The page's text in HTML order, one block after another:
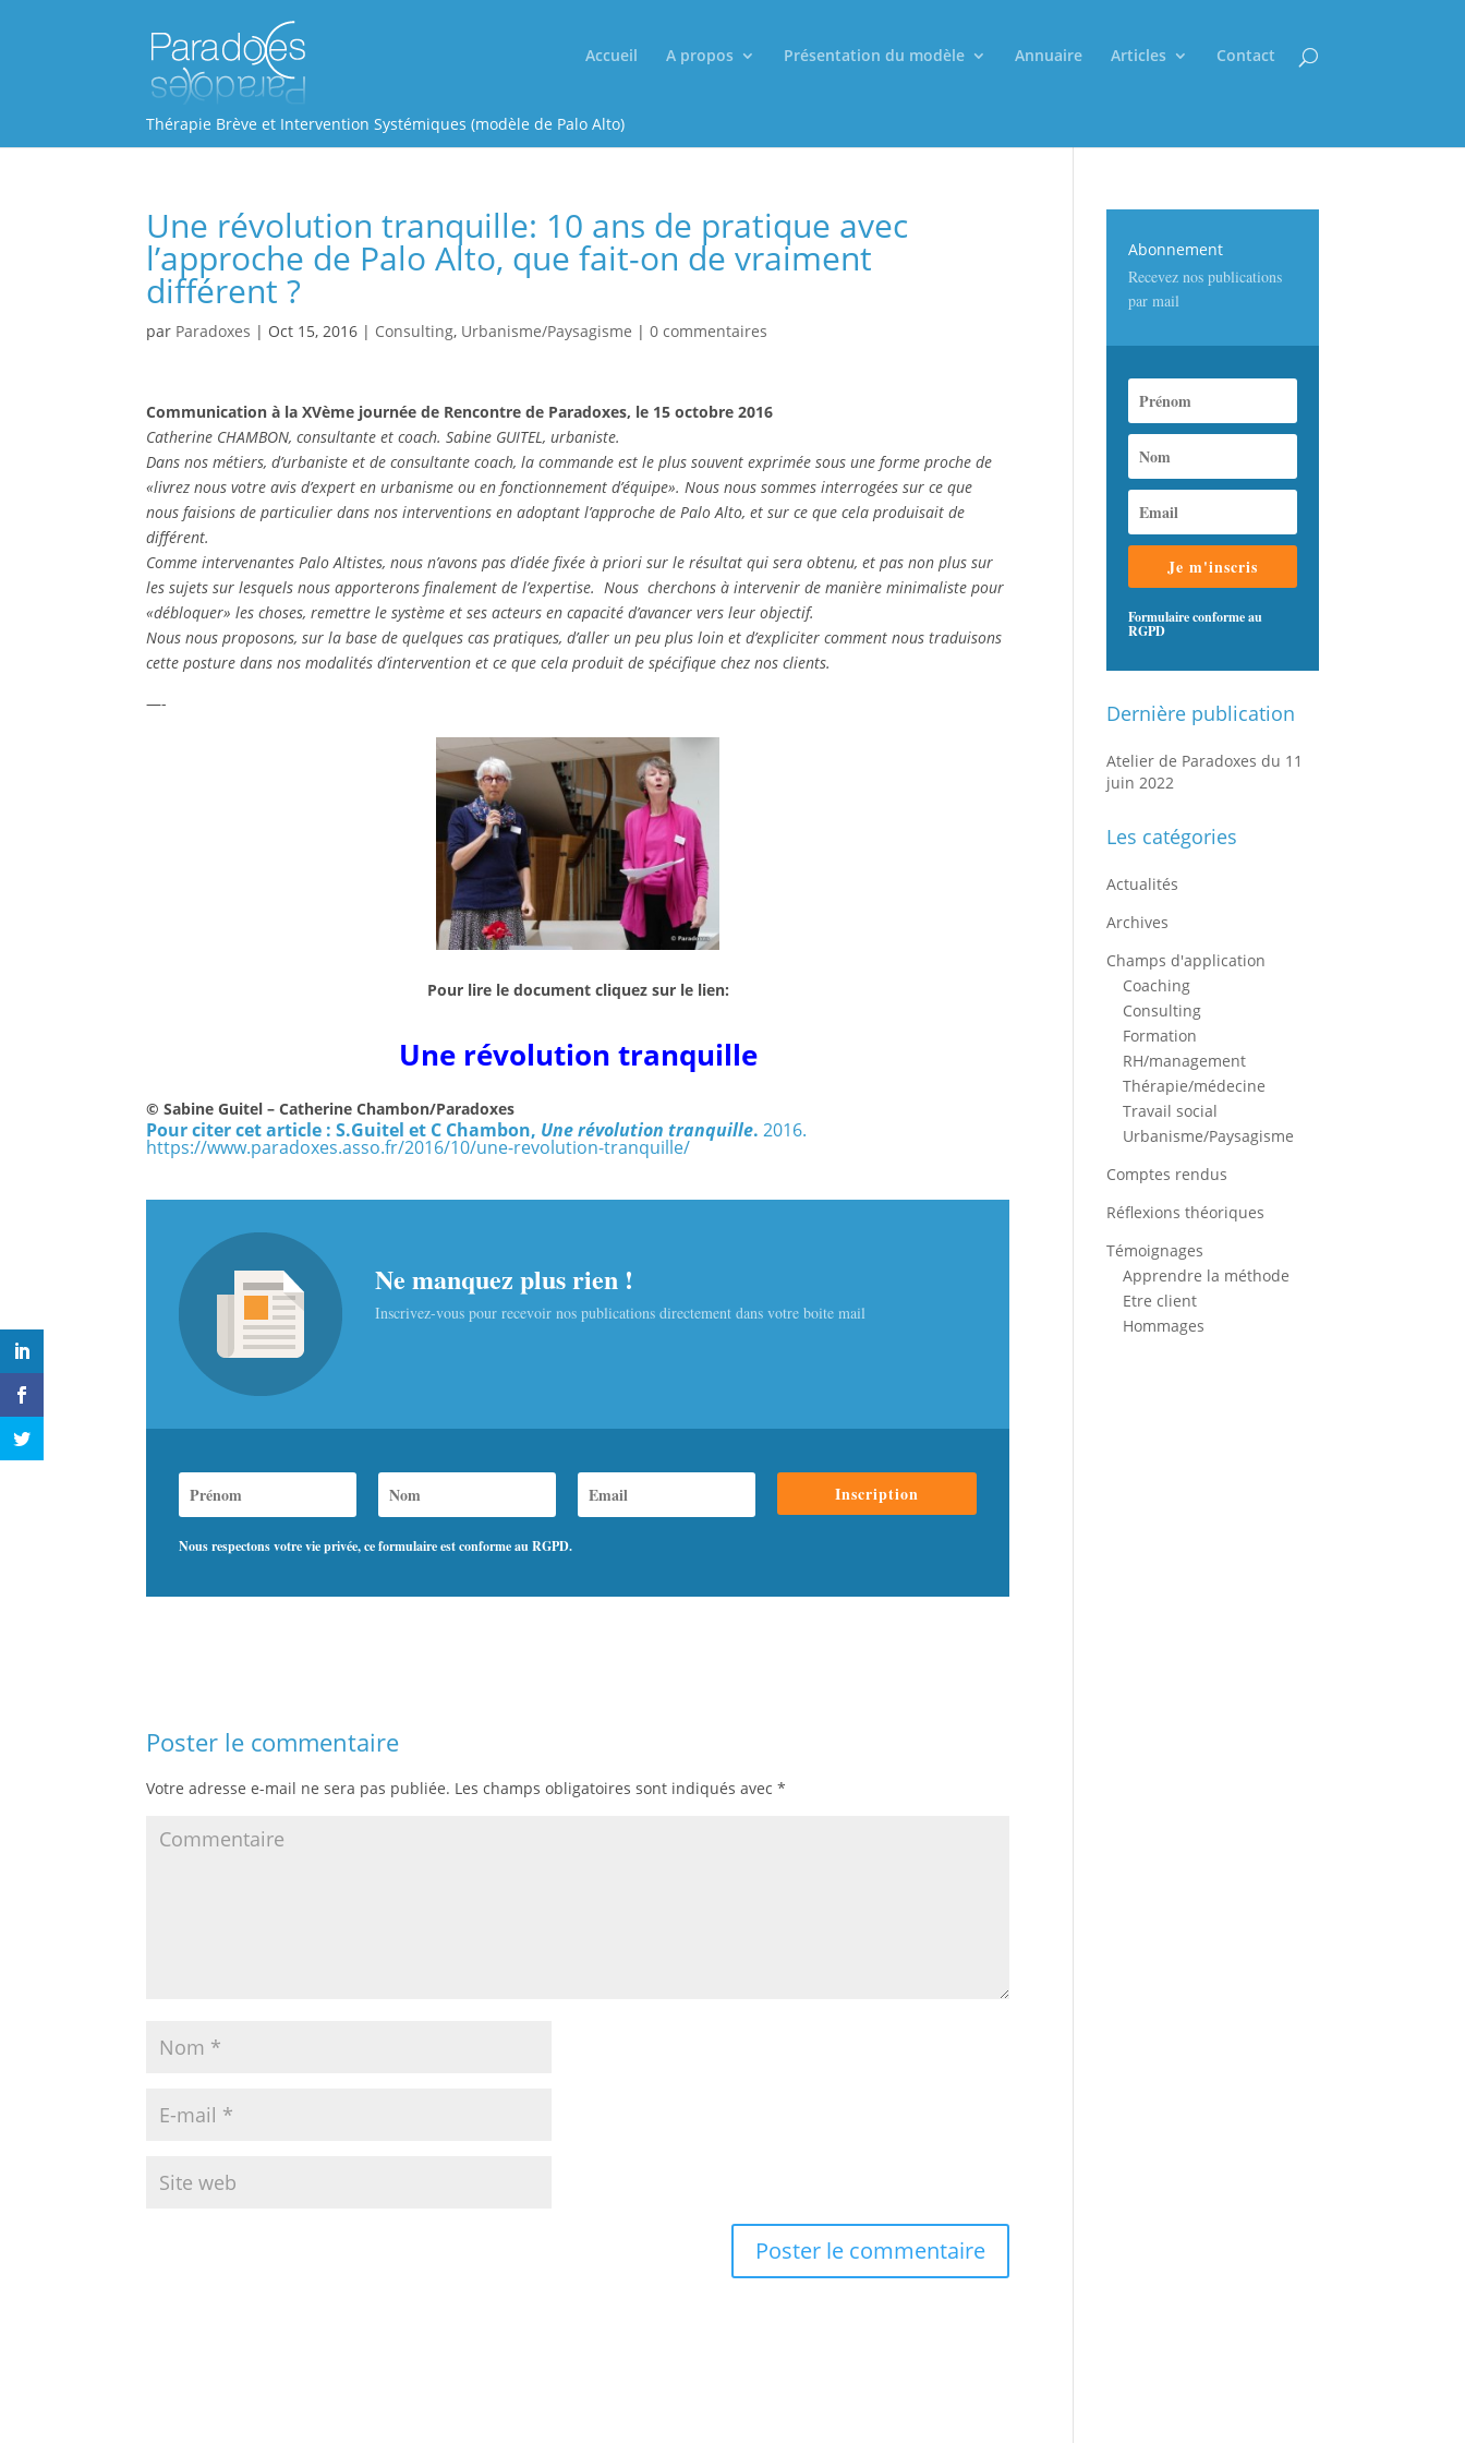
Accueil A propos Présentation du modèle Annuaire Articles Contact
Thérapie Brève et Intervention Systémiques (modèle de Palo Alto)
Une révolution tranquille: 10 ans de pratique avec
l’approche de Palo Alto, que fait-on de vraiment
différent ?
par Paradoxes | Oct 15, 2016 | Consulting, Urbanisme/Paysagisme |0 commentaires
Communication à la XVème journée de Rencontre de Paradoxes, le 15 octobre 2016
Catherine CHAMBON, consultante et coach. Sabine GUITEL, urbaniste.
Dans nos métiers, d’urbaniste et de consultante coach, la commande est le plus souvent exprimée sous une forme proche de
«livrez nous votre avis d’expert en urbanisme ou en fonctionnement d’équipe». Nous nous sommes interrogées sur ce que
nous faisions de particulier dans nos interventions en adoptant l’approche de Palo Alto, et sur ce que cela produisait de
différent.
Comme intervenantes Palo Altistes, nous n’avons pas d’idée fixée à priori sur le résultat qui sera obtenu, et pas non plus sur
les sujets sur lesquels nous apporterons finalement de l’expertise. Nous cherchons à intervenir de manière minimaliste pour
«débloquer» les choses, remettre le système et ses acteurs en capacité d’avancer vers leur objectif.
Nous nous proposons, sur la base de quelques cas pratiques, d’aller un peu plus loin et d’expliciter comment nous traduisons
cette posture dans nos modalités d’intervention et ce que cela produit de spécifique chez nos clients.
—-
Pour lire le document cliquez sur le lien:
Une révolution tranquille
© Sabine Guitel – Catherine Chambon/Paradoxes
Pour citer cet article : S.Guitel et C Chambon, Une révolution tranquille.2016.
https://www.paradoxes.asso.fr/2016/10/une-revolution-tranquille/
Ne manquez plus rien !
Inscrivez-vous pour recevoir nos publications directement dans votre boite mail
Inscription
Nous respectons votre vie privée, ce formulaire est conforme au RGPD.
Poster le commentaire
Votre adresse e-mail ne sera pas publiée. Les champs obligatoires sont indiqués avec*
Abonnement
Recevez nos publications
par mail
Je m'inscris
Formulaire conforme au
RGPD
Dernière publication
Atelier de Paradoxes du 11
juin 2022
Les catégories
Actualités
Archives
Champs d'application
Coaching
Consulting
Formation
RH/management
Thérapie/médecine
Travail social
Urbanisme/Paysagisme
Comptes rendus
Réflexions théoriques
Témoignages
Apprendre la méthode
Etre client
Hommages